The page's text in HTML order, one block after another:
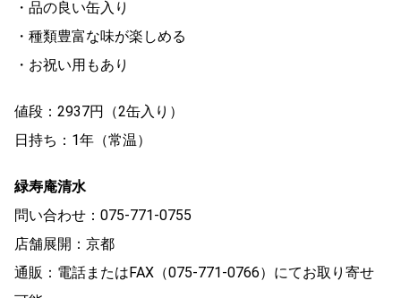
・品の良い缶入り
・種類豊富な味が楽しめる
・お祝い用もあり
値段：2937円（2缶入り）
日持ち：1年（常温）
緑寿庵清水
問い合わせ：075-771-0755
店舗展開：京都
通販：電話またはFAX（075-771-0766）にてお取り寄せ